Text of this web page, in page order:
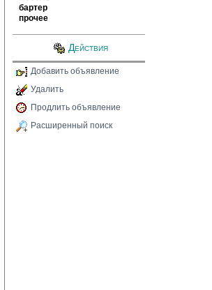
бартер
прочее
Действия
Добавить объявление
Удалить
Продлить объявление
Расширенный поиск